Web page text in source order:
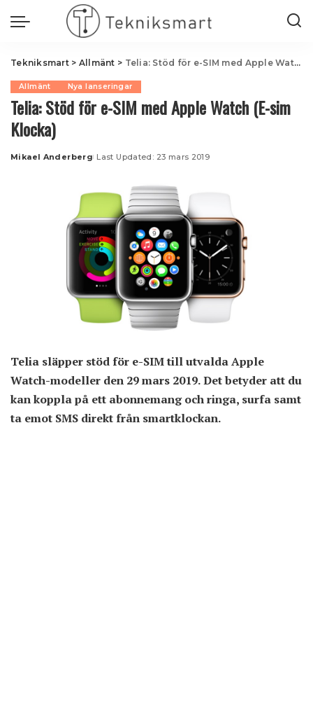
Tekniksmart> Allmänt > Telia: Stöd för e-SIM med Apple Watch (E-sim Klocka)
Allmänt Nya lanseringar
Telia: Stöd för e-SIM med Apple Watch (E-sim
Klocka)
Posted
Mikael Anderberg Last Updated: 23 mars 2019
Telia släpper stöd för e-SIM till utvalda Apple
Watch-modeller den 29 mars 2019. Det betyder att du
kan koppla på ett abonnemang och ringa, surfa samt
ta emot SMS direkt från smartklockan.